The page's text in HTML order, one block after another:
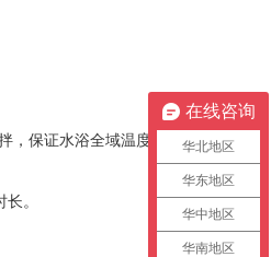
保证水浴全域温度均
。
在线咨询
华北地区
华东地区
华中地区
华南地区